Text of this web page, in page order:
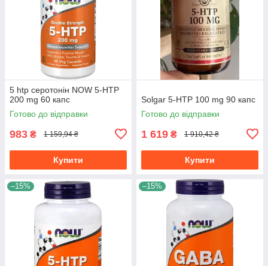
5 htp серотонін NOW 5-HTP
200 mg 60 капс
Готово до відправки
983 ₴ 1 159,94 ₴
Купити
Solgar 5-HTP 100 mg 90 капс
Готово до відправки
1 619 ₴ 1 910,42 ₴
Купити
–15% –15%